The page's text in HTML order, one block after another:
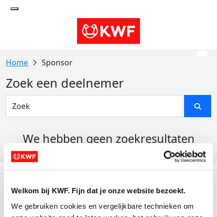
Welkom bij KWF. Fijn dat je onze website bezoekt.
We gebruiken cookies en vergelijkbare technieken om
Sponsor
Zoek een deelnemer
We hebben geen zoekresultaten
Actiematerialen
Evenementen